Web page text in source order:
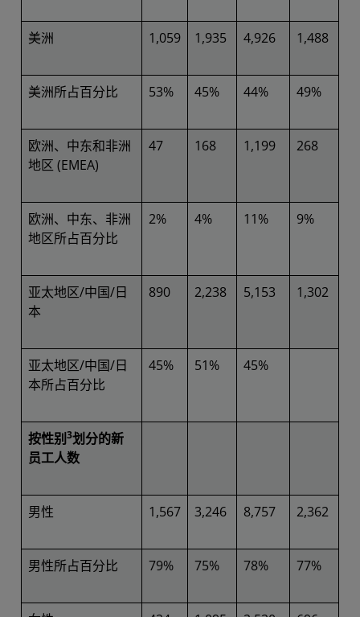
美洲 1,059 1,935 4,926 1,488
美洲所占百分比 53% 45% 44% 49%
欧洲、中东和非洲
地区 (EMEA)
47 168 1,199 268
欧洲、中东、非洲
地区所占百分比
2% 4% 11% 9%
亚太地区/中国/日
本
890 2,238 5,153 1,302
亚太地区/中国/日
本所占百分比
45% 51% 45%
按性别 3划分的新
员工人数
男性 1,567 3,246 8,757 2,362
男性所占百分比 79% 75% 78% 77%